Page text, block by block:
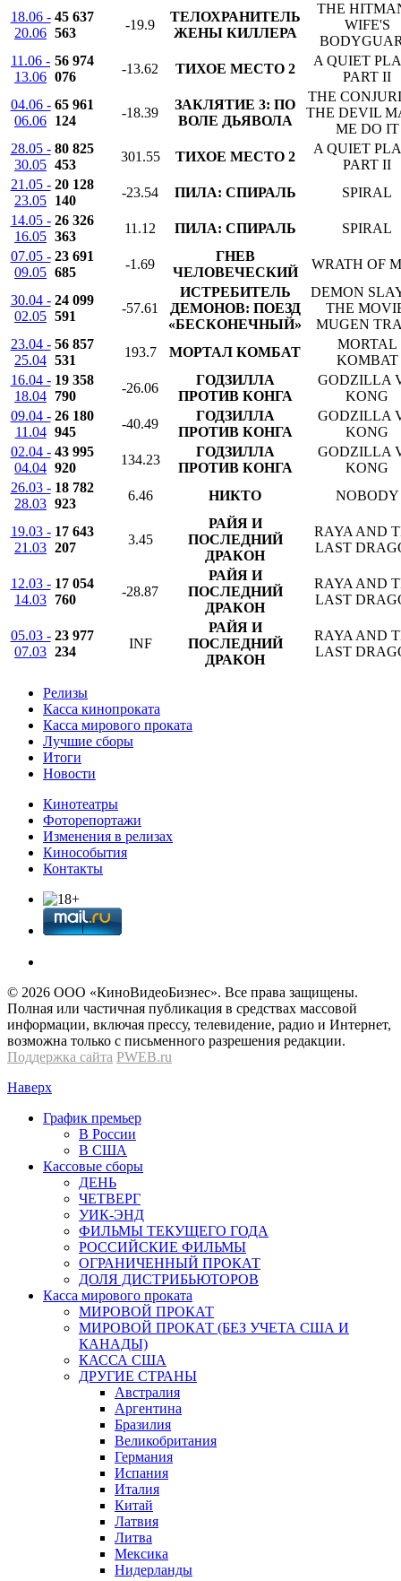
18.06 -
20.06
45 637
563
-19.9
ТЕЛОХРАНИТЕЛЬ
ЖЕНЫ КИЛЛЕРА
THE
WIFE'S
11.06 -
13.06
56 974
076
-13.62 ТИХОЕ МЕСТО 2
A QUIET
PART II
04.06 -
06.06
65 961
124
-18.39
ЗАКЛЯТИЕ 3: ПО
ВОЛЕ ДЬЯВОЛА
THE
THE DEVIL
ME DO IT
28.05 -
30.05
80 825
453
301.55 ТИХОЕ МЕСТО 2
A QUIET
PART II
21.05 -
23.05
20 128
140
-23.54 ПИЛА: СПИРАЛЬ
SPIRAL
14.05 -
16.05
26 326
363
11.12 ПИЛА: СПИРАЛЬ
SPIRAL
07.05 -
09.05
23 691
685
-1.69
ГНЕВ
ЧЕЛОВЕЧЕСКИЙ
WRATH OF
30.04 -
02.05
24 099
591
-57.61
ИСТРЕБИТЕЛЬ
ДЕМОНОВ: ПОЕЗД
«БЕСКОНЕЧНЫЙ»
DEMON
THE
MUGEN
23.04 -
25.04
56 857
531
193.7 МОРТАЛ КОМБАТ
MORTAL
KOMBAT
16.04 -
18.04
19 358
790
-26.06
ГОДЗИЛЛА
ПРОТИВ КОНГА
GODZILLA
KONG
09.04 -
11.04
26 180
945
-40.49
ГОДЗИЛЛА
ПРОТИВ КОНГА
GODZILLA
KONG
02.04 -
04.04
43 995
920
134.23
ГОДЗИЛЛА
ПРОТИВ КОНГА
GODZILLA
KONG
26.03 -
28.03
18 782
923
6.46 НИКТО NOBODY
19.03 -
21.03
17 643
207
3.45
РАЙЯ И
ПОСЛЕДНИЙ
ДРАКОН
RAYA AND
LAST
12.03 -
14.03
17 054
760
-28.87
РАЙЯ И
ПОСЛЕДНИЙ
ДРАКОН
RAYA AND
LAST
05.03 -
07.03
23 977
234
INF
РАЙЯ И
ПОСЛЕДНИЙ
ДРАКОН
RAYA AND
LAST
Релизы
Касса кинопроката
Касса мирового проката
Лучшие сборы
Итоги
Новости
Кинотеатры
Фоторепортажи
Изменения в релизах
Кинособытия
Контакты
© 2026 OOО «КиноВидеоБизнес». Все права защищены.
Полная или частичная публикация в средствах массовой
информации, включая прессу, телевидение, радио и Интернет,
возможна только с письменного разрешения редакции.
Поддержка сайта PWEB.ru
Наверх
График премьер
В России
В США
Кассовые сборы
ДЕНЬ
ЧЕТВЕРГ
УИК-ЭНД
ФИЛЬМЫ ТЕКУЩЕГО ГОДА
РОССИЙСКИЕ ФИЛЬМЫ
ОГРАНИЧЕННЫЙ ПРОКАТ
ДОЛЯ ДИСТРИБЬЮТОРОВ
Касса мирового проката
МИРОВОЙ ПРОКАТ
МИРОВОЙ ПРОКАТ (БЕЗ УЧЕТА США И
КАНАДЫ)
КАССА США
ДРУГИЕ СТРАНЫ
Австралия
Аргентина
Бразилия
Великобритания
Германия
Испания
Италия
Китай
Латвия
Литва
Мексика
Нидерланды